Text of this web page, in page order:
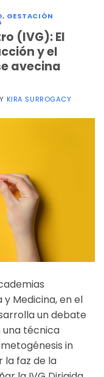
, GESTACIÓN
(IVG): El
y el
avecina
KIRA SURROGACY
y Medicina, en el
un debate
una técnica
in
la faz de la